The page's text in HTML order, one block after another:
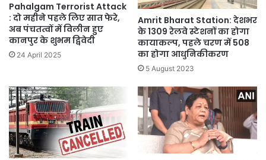
Pahalgam Terrorist Attack
: दो महीने पहले लिए सात फेरे,
अब पंचतत्वों में विलीन हुए
कानपुर के शुभम द्विवेदी
24 April 2025
Amrit Bharat Station: देशभर
के 1309 रेलवे स्टेशनों का होगा
कायाकल्प, पहले चरण में 508
का होगा आधुनिकीकरण
5 August 2023